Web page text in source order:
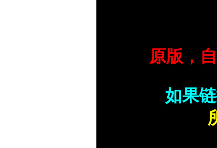
原版，
如果